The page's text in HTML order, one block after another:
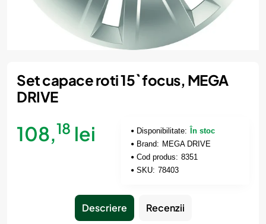
Set capace roti 15` focus, MEGA
DRIVE
108,18 lei Disponibilitate:
În stoc
Brand: MEGA DRIVE
Cod produs: 8351
SKU: 78403
Descriere Recenzii